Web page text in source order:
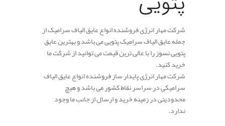
شرکت مهار انرژی فروشنده انواع عایق الیاف سرامیک از
جمله عایق الیاف سرامیک پتویی می باشد و بهترین عایق
پتویی نسوز را با عالی ترین قیمت می توانید از شرکت ما
خرید کنید.
شرکت مهار انرژی پایدار ساز فروشنده انواع عایق الیاف
سرامیکی در سراسر نقاط کشور می باشد و هیچ
محدودیتی در زمینه خرید و ارسال از جانب ما وجود
ندارد.